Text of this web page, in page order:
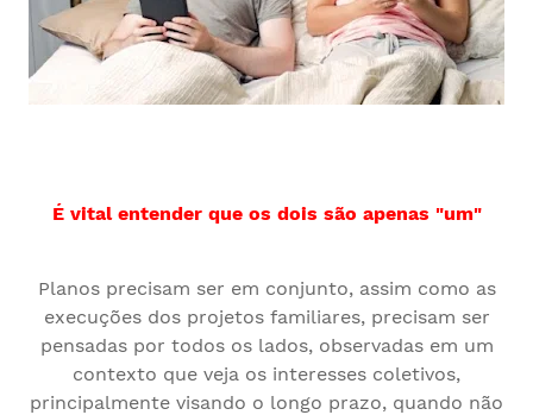
É vital entender que os dois são apenas "um"
Planos precisam ser em conjunto, assim como as
execuções dos projetos familiares, precisam ser
pensadas por todos os lados, observadas em um
contexto que veja os interesses coletivos,
principalmente visando o longo prazo, quando não